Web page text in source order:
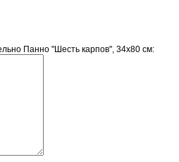
Панно "Шесть карпов", 34х80 см: